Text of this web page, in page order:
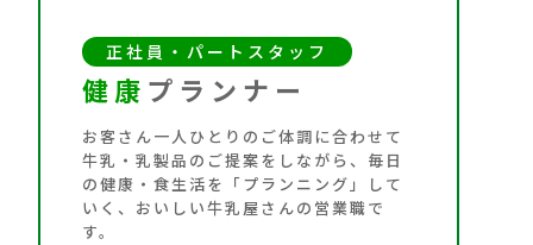
正社員・パートスタッフ
健康 プランナー
お客さん一人ひとりのご体調に合わせて
牛乳・乳製品のご提案をしながら、毎日
の健康・食生活を「プランニング」して
いく、おいしい牛乳屋さんの営業職で
す。